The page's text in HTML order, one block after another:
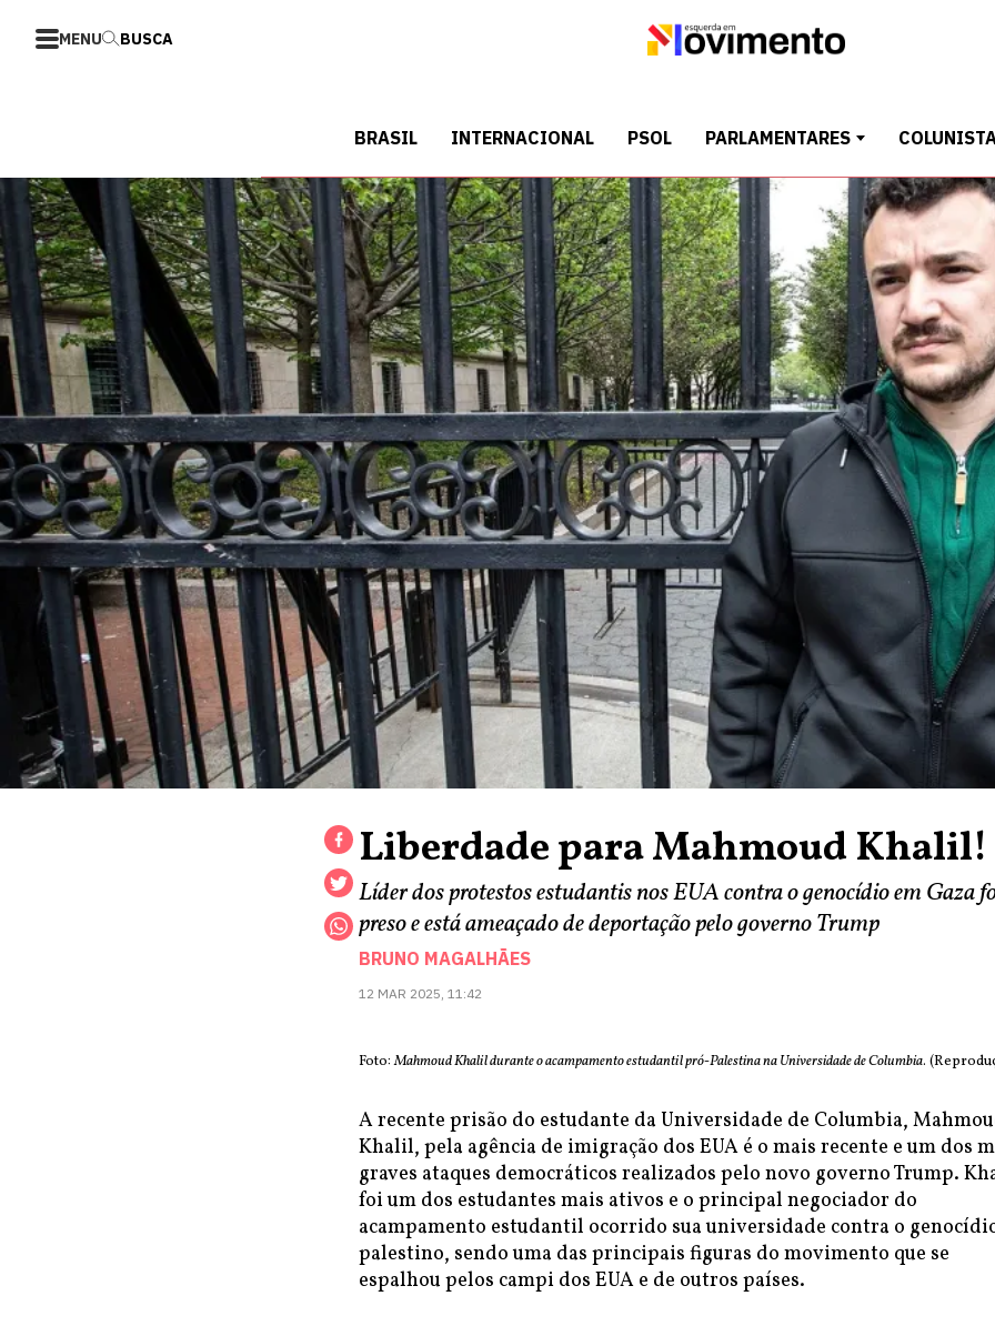
MENU BUSCA
BRASIL INTERNACIONAL PSOL PARLAMENTARES
Liberdade para Mahmoud Khalil!
Líder dos protestos estudantis nos EUA contra o genocídio em Gaza
preso e está ameaçado de deportação pelo governo Trump
BRUNO MAGALHÃES
12 MAR 2025, 11:42
Foto:Mahmoud Khalil durante o acampamento estudantil pró-Palestina na Universidade de Columbia.
A recente prisão do estudante da Universidade de Columbia,
Khalil, pela agência de imigração dos EUA é o mais recente e um dos
graves ataques democráticos realizados pelo novo governo Trump.
foi um dos estudantes mais ativos e o principal negociador do
acampamento estudantil ocorrido sua universidade contra o
palestino, sendo uma das principais figuras do movimento que se
espalhou pelos campi dos EUA e de outros países.